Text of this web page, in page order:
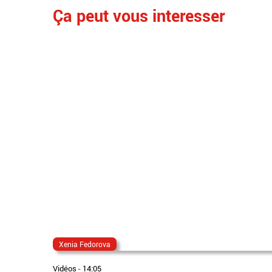
Ça peut vous interesser
Xenia Fedorova
Vidéos - 14:05